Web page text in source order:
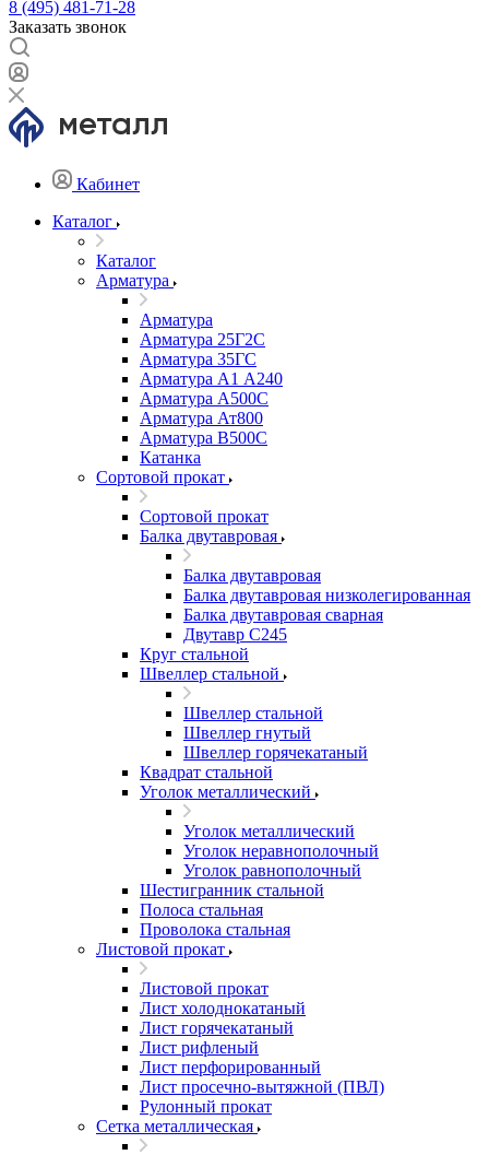
8 (495) 481-71-28
Заказать звонок
Кабинет
Каталог
Каталог
Арматура
Арматура
Арматура 25Г2С
Арматура 35ГС
Арматура А1 А240
Арматура А500С
Арматура Ат800
Арматура В500С
Катанка
Сортовой прокат
Сортовой прокат
Балка двутавровая
Балка двутавровая
Балка двутавровая низколегированная
Балка двутавровая сварная
Двутавр С245
Круг стальной
Швеллер стальной
Швеллер стальной
Швеллер гнутый
Швеллер горячекатаный
Квадрат стальной
Уголок металлический
Уголок металлический
Уголок неравнополочный
Уголок равнополочный
Шестигранник стальной
Полоса стальная
Проволока стальная
Листовой прокат
Листовой прокат
Лист холоднокатаный
Лист горячекатаный
Лист рифленый
Лист перфорированный
Лист просечно-вытяжной (ПВЛ)
Рулонный прокат
Сетка металлическая